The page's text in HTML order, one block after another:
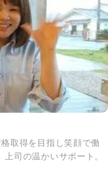
取得を目指し笑顔で働
司の温かいサポート。